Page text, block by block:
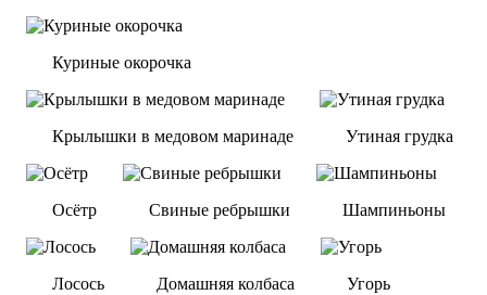
Куриные окорочка
Крылышки в медовом маринаде Утиная грудка
Осётр Cвиные ребрышки Шампиньоны
Лосось Домашняя колбаса Угорь